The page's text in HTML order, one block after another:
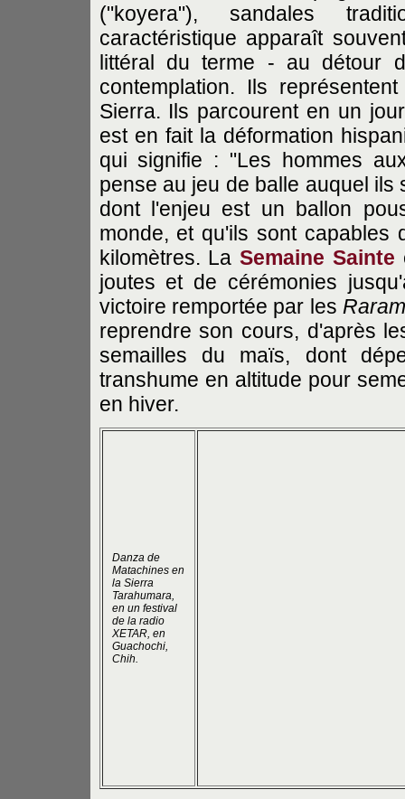
("koyera"), sandales
caractéristique apparaît
littéral du terme - au détour
contemplation. Ils
Sierra. Ils parcourent en un
est en fait la déformation
qui signifie : "Les hommes
pense au jeu de balle auquel
dont l'enjeu est un ballon
monde, et qu'ils sont
kilomètres. LaSemaine Sainte
joutes et de cérémonies
victoire remportée par les
reprendre son cours, d'après
semailles du maïs, dont
transhume en altitude pour
en hiver.
Danza de
Matachines en
la Sierra
Tarahumara,
en un festival
de la radio
XETAR, en
Guachochi,
Chih.